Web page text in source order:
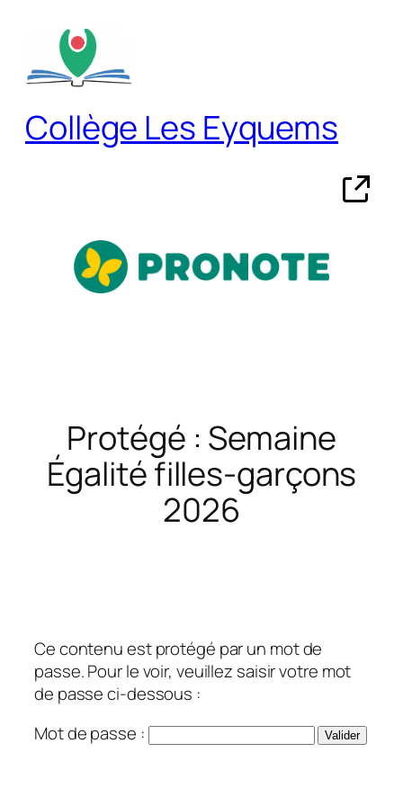
contenu
Collège Les Eyquems
Protégé : Semaine
Égalité filles-garçons
2026
Ce contenu est protégé par un mot de
passe. Pour le voir, veuillez saisir votre mot
de passe ci-dessous :
Mot de passe :